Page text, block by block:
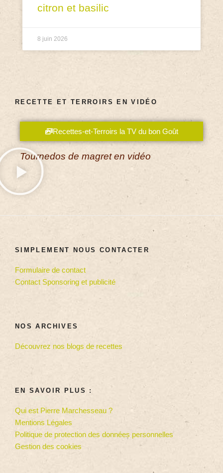
citron et basilic
8 juin 2026
RECETTE ET TERROIRS EN VIDÉO
Recettes-et-Terroirs la TV du bon Goût
Tournedos de magret en vidéo
SIMPLEMENT NOUS CONTACTER
Formulaire de contact
Contact Sponsoring et publicité
NOS ARCHIVES
Découvrez nos blogs de recettes
EN SAVOIR PLUS :
Qui est Pierre Marchesseau ?
Mentions Légales
Politique de protection des données personnelles
Gestion des cookies